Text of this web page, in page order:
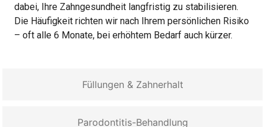
Füllungen & Zahnerhalt
Parodontitis-Behandlung
dabei, Ihre Zahngesundheit langfristig zu stabilisieren.
Die Häufigkeit richten wir nach Ihrem persönlichen Risiko
– oft alle 6 Monate, bei erhöhtem Bedarf auch kürzer.